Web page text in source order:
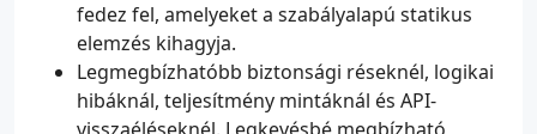
fedez fel, amelyeket a szabályalapú statikus
elemzés kihagyja.
Legmegbízhatóbb biztonsági réseknél, logikai
hibáknál, teljesítmény mintáknál és API-